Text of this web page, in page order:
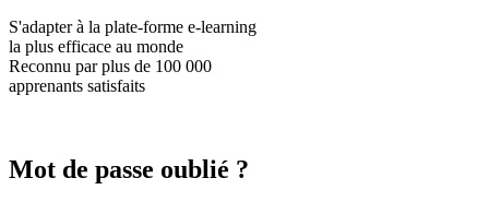
S'adapter à la plate-forme e-learning
la plus efficace au monde
Reconnu par plus de 100 000
apprenants satisfaits
Mot de passe oublié ?